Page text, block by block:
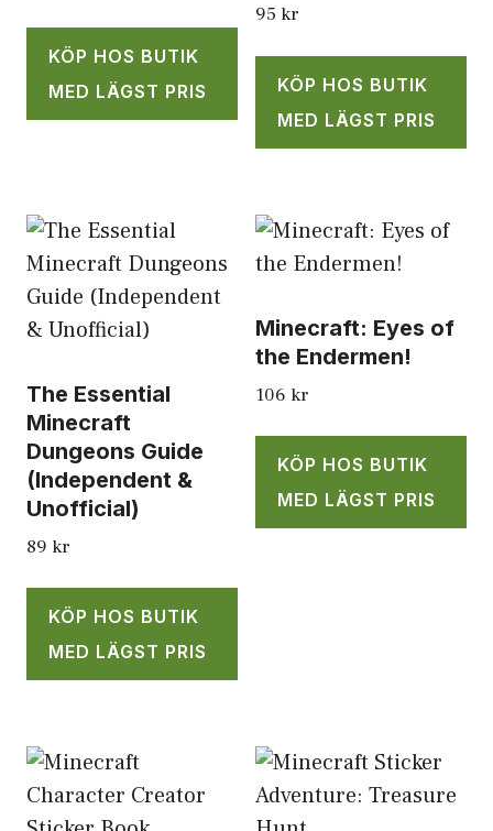
KÖP HOS BUTIK
MED LÄGST PRIS
95 kr
KÖP HOS BUTIK
MED LÄGST PRIS
The Essential
Minecraft
Dungeons Guide
(Independent &
Unofficial)
89 kr
KÖP HOS BUTIK
MED LÄGST PRIS
Minecraft: Eyes of
the Endermen!
106 kr
KÖP HOS BUTIK
MED LÄGST PRIS